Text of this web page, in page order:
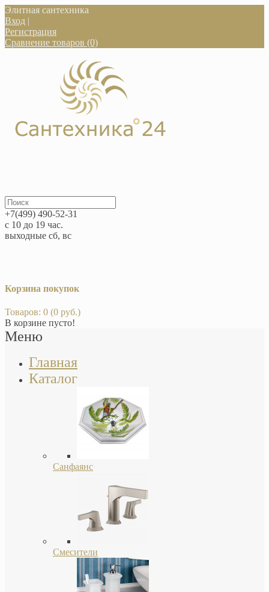
Элитная сантехника
Вход |
Регистрация
Сравнение товаров (0)
+7(499) 490-52-31
с 10 до 19 час.
выходные сб, вс
Корзина покупок
Товаров: 0 (0 руб.)
В корзине пусто!
Меню
Главная
Каталог
Санфаянс
Смесители